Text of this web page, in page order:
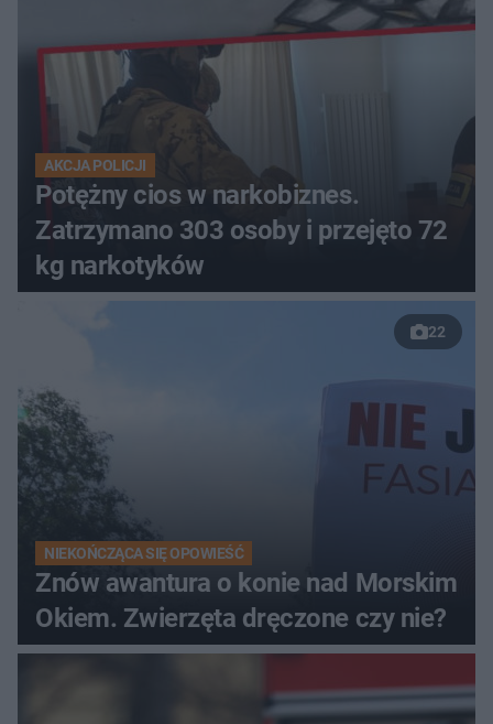
AKCJA POLICJI
Potężny cios w narkobiznes.
Zatrzymano 303 osoby i przejęto 72
kg narkotyków
22
NIEKOŃCZĄCA SIĘ OPOWIEŚĆ
Znów awantura o konie nad Morskim
Okiem. Zwierzęta dręczone czy nie?